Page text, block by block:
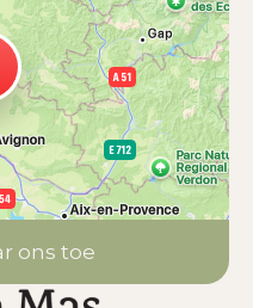
ons toe